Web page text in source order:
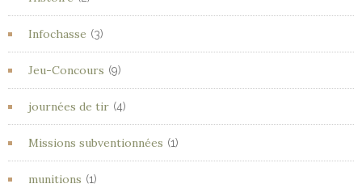
Infochasse (3)
Jeu-Concours (9)
journées de tir (4)
Missions subventionnées (1)
munitions (1)